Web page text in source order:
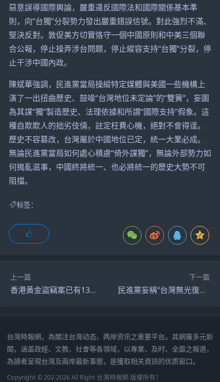
惡意誤導國際輿論，嚴重違反國際法和國際關係基本準
則，向“台獨”分裂勢力發出嚴重錯誤信號。對此強烈不滿、
堅決反對。敦促美方切實恪守一個中國原則和中美三個聯
合公報，停止操弄涉台問題，停止縱容支持“台獨”分裂，停
止干涉中國內政。
陳斌華強調，民進黨當局操縱特定媒體與美國一些機構上
演了一出扭曲歷史、鼓噪“台灣地位未定論”的“雙簧”，妄圖
為其謀“獨”製造歷史、法理依據和所謂“國際支持”假象。這
種自欺欺人的拙劣伎倆，註定枉費心機，絕對不會得逞。
歷史不容篡改，台灣屬於中國地位已定，統一大業必成。
無論民進黨當局如何處心積慮“倚外謀獨”，無論外部勢力如
何搗亂滋事，中國終將統一、也必將統一的歷史大勢不可
阻擋。
标签：
上一篇
香港黃金盜竊案已有13人被捕 65公斤黃金全數追回
下一篇
民進黨妄稱“台灣無光復節” 但確認當天放假惹群嘲
台灣時報網，為關注台灣动态、两岸资讯之重要平台。其網羅多元新
聞，涵盖政經、文教、社會等各領域，以專業、及时、全面之報道，
為讀者呈現台灣及兩岸最新事態，是獲取相关資訊的优质窗口。
Copyright © 202-2026 All Right 台灣時報網 版權所有！